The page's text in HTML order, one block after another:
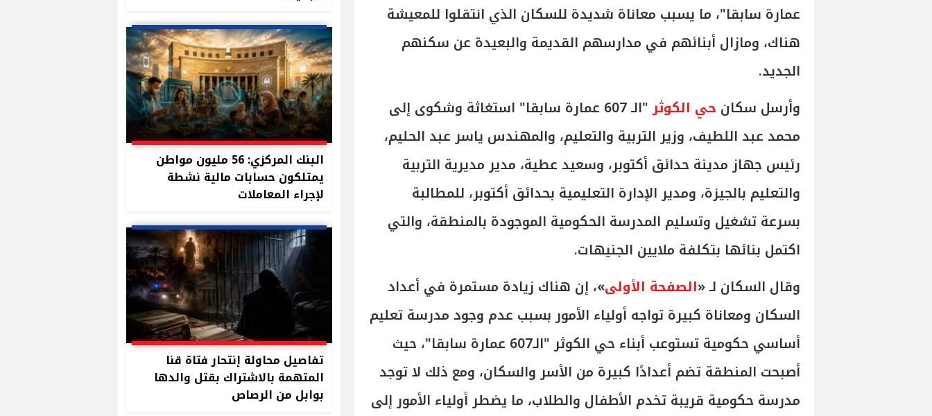
عمارة سابقا"، ما يسبب معاناة شديدة للسكان الذي انتقلوا للمعيشة
هناك، ومازال أبنائهم في مدارسهم القديمة والبعيدة عن سكنهم
الجديد.
وأرسل سكان حي الكوثر
"الـ 607 عمارة سابقا" استغاثة وشكوى إلى
محمد عبد اللطيف، وزير التربية والتعليم، والمهندس ياسر عبد الحليم،
رئيس جهاز مدينة حدائق أكتوبر، وسعيد عطية، مدير مديرية التربية
والتعليم بالجيزة، ومدير الإدارة التعليمية بحدائق أكتوبر، للمطالبة
بسرعة تشغيل وتسليم المدرسة الحكومية الموجودة بالمنطقة، والتي
اكتمل بنائها بتكلفة ملايين الجنيهات.
وقال السكان لـ «الصفحة الأولى»، إن هناك زيادة مستمرة في أعداد
السكان ومعاناة كبيرة تواجه أولياء الأمور بسبب عدم وجود مدرسة تعليم
أساسي حكومية تستوعب أبناء حي الكوثر "الـ607 عمارة سابقا"، حيث
أصبحت المنطقة تضم أعدادًا كبيرة من الأسر والسكان، ومع ذلك لا توجد
مدرسة حكومية قريبة تخدم الأطفال والطلاب، ما يضطر أولياء الأمور إلى
البنك المركزي: 56 مليون مواطن
يمتلكون حسابات مالية نشطة
لإجراء المعاملات
تفاصيل محاولة إنتحار فتاة قنا
المتهمة بالاشتراك بقتل والدها
بوابل من الرصاص